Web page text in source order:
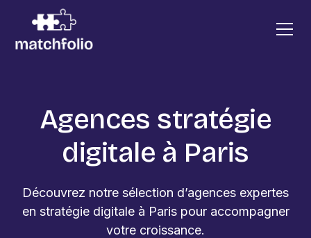
Agences stratégie
digitale à Paris
Découvrez notre sélection d’agences expertes
en stratégie digitale à Paris pour accompagner
votre croissance.